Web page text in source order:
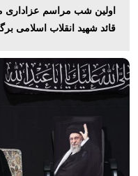
اولین شب مراسم عزاداری
قائد شهید انقلاب اسلامی